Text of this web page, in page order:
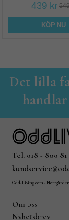
439 kr
KÖP NU
Det lilla
Tel. 018 - 800 81
Odd-Living.com -
Om oss
Nyhetsbrev